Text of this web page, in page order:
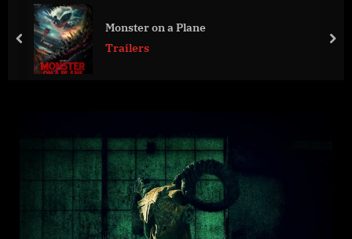
Monster on a Plane
Trailers
prev